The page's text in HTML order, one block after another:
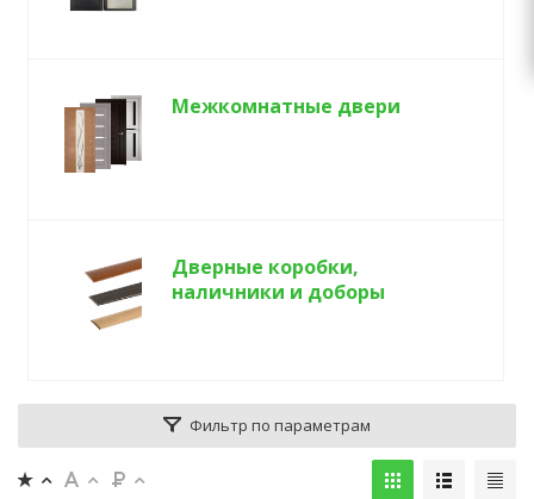
Межкомнатные двери
Дверные коробки,
наличники и доборы
Фильтр по параметрам